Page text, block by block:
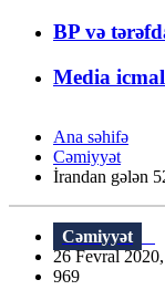
BP və
Media
Ana səhifə
Cəmiyyət
İrandan gələn
Cəmiyyət
26 Fevral
969